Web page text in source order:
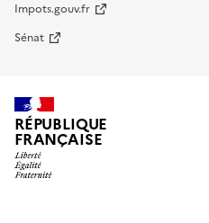
Impots.gouv.fr
Sénat
RÉPUBLIQUE
FRANÇAISE